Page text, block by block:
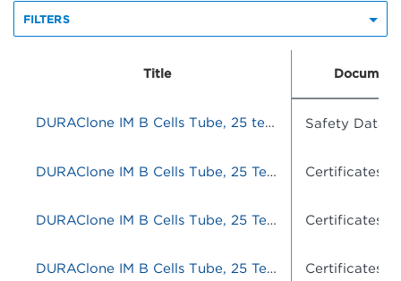
FILTERS
Title Document
DURAClone IM B Cells Tube, 25 tests, RUO Safety Data
DURAClone IM B Cells Tube, 25 Tests, RUO Certificates
DURAClone IM B Cells Tube, 25 Tests, RUO Certificates
DURAClone IM B Cells Tube, 25 Tests, RUO Certificates